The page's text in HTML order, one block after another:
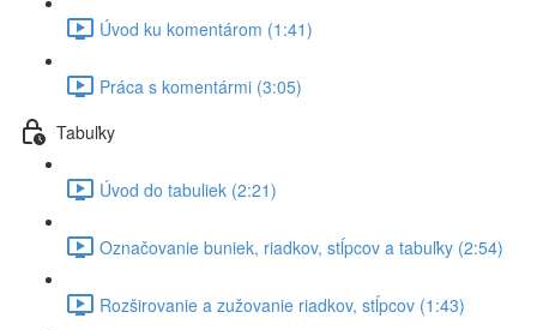
Úvod ku komentárom (1:41)
Práca s komentármi (3:05)
Tabuľky
Úvod do tabuliek (2:21)
Označovanie buniek, riadkov, stĺpcov a tabuľky (2:54)
Rozširovanie a zužovanie riadkov, stĺpcov (1:43)